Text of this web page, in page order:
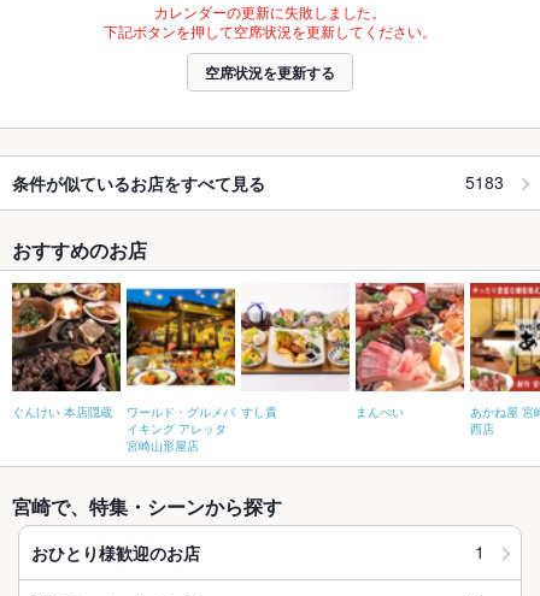
カレンダーの更新に失敗しました。
下記ボタンを押して空席状況を更新してください。
空席状況を更新する
条件が似ているお店をすべて見る 5183
おすすめのお店
ぐんけい 本店隠蔵
ワールド・グルメバ
イキング アレッタ
宮崎山形屋店
すし貴 まんぺい
あかね屋 宮
西店
宮崎で、特集・シーンから探す
おひとり様歓迎のお店 1